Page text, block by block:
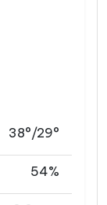
38°/29°
54%